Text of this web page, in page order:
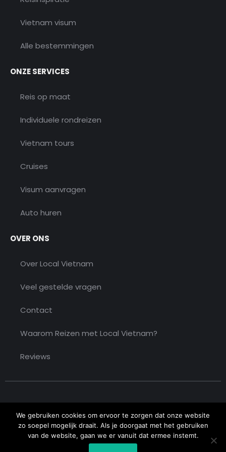
Vietnam visum
Alle bestemmingen
ONZE SERVICES
Reis op maat
Individuele rondreizen
Vietnam tours
Cruises
Visum aanvragen
Auto huren
OVER ONS
Over Local Vietnam
Veel gestelde vragen
Contact
Waarom Reizen met Local Vietnam?
Reviews
Copyright © 2026 Local Vietnam. All rights reserved
We gebruiken cookies om ervoor te zorgen dat onze website
zo soepel mogelijk draait. Als je doorgaat met het gebruiken
van de website, gaan we er vanuit dat ermee instemt.